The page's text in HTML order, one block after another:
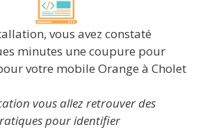
vous avez constaté
minutes une coupure pour
votre mobile Orange à Cholet
vous allez retrouver des
pour identifier